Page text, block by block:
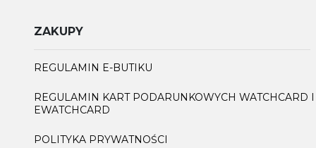
ZAKUPY
REGULAMIN E-BUTIKU
REGULAMIN KART PODARUNKOWYCH WATCHCARD I
EWATCHCARD
POLITYKA PRYWATNOŚCI